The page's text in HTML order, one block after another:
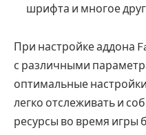
шрифта и многое
При настройке аддона
с различными
оптимальные
легко отслеживать и
ресурсы во время игры